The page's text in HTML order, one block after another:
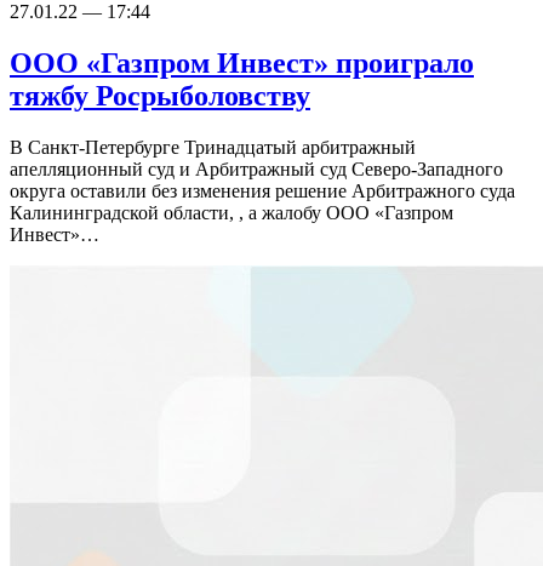
27.01.22 — 17:44
ООО «Газпром Инвест» проиграло
тяжбу Росрыболовству
В Санкт-Петербурге Тринадцатый арбитражный
апелляционный суд и Арбитражный суд Северо-Западного
округа оставили без изменения решение Арбитражного суда
Калининградской области, , а жалобу ООО «Газпром
Инвест»…